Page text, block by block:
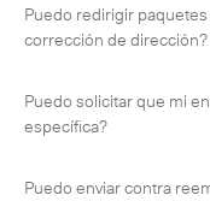
Puedo redirigir
corrección de dirección?
Puedo solicitar que mi
específica?
Puedo enviar contra